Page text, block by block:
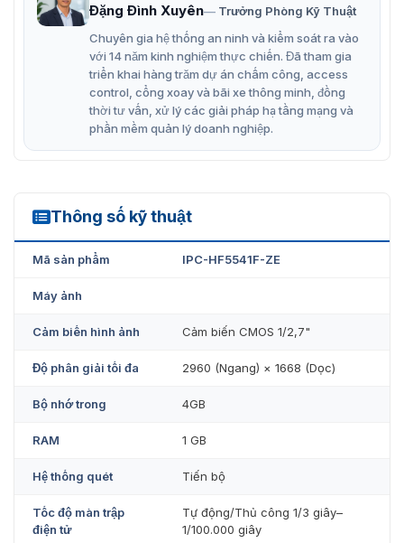
Đặng Đình Xuyên
Trưởng Phòng Kỹ Thuật
Chuyên gia hệ thống an ninh và kiểm soát ra vào
với 14 năm kinh nghiệm thực chiến. Đã tham gia
triển khai hàng trăm dự án chấm công, access
control, cổng xoay và bãi xe thông minh, đồng
thời tư vấn, xử lý các giải pháp hạ tầng mạng và
phần mềm quản lý doanh nghiệp.
Thông số kỹ thuật
IPC-HF5541F-ZE
Mã sản phẩm IPC-HF5541F-ZE
Máy ảnh
Cảm biến hình ảnh Cảm biến CMOS 1/2,7"
Độ phân giải tối đa 2960 (Ngang) × 1668 (Dọc)
Bộ nhớ trong 4GB
RAM 1 GB
Hệ thống quét Tiến bộ
Tốc độ màn trập
điện tử
Tự động/Thủ công 1/3 giây–
1/100.000 giây